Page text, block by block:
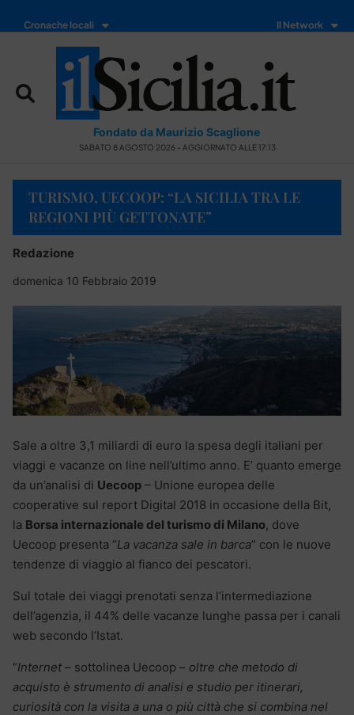
Cronache locali Il Network
Fondato da Maurizio Scaglione
SABATO 8 AGOSTO 2026 - AGGIORNATO ALLE 17:13
TURISMO, UECOOP: “LA SICILIA TRA LE
REGIONI PIÙ GETTONATE”
Redazione
domenica 10 Febbraio 2019
Sale a oltre 3,1 miliardi di euro la spesa degli italiani per
viaggi e vacanze on line nell’ultimo anno. E’ quanto emerge
da un’analisi di Uecoop – Unione europea delle
cooperative sul report Digital 2018 in occasione della Bit,
la Borsa internazionale del turismo di Milano, dove
Uecoop presenta “La vacanza sale in barca” con le nuove
tendenze di viaggio al fianco dei pescatori.
Sul totale dei viaggi prenotati senza l’intermediazione
dell’agenzia, il 44% delle vacanze lunghe passa per i canali
web secondo l’Istat.
“Internet – sottolinea Uecoop – oltre che metodo di
acquisto è strumento di analisi e studio per itinerari,
curiosità con la visita a una o più città che si combina nel